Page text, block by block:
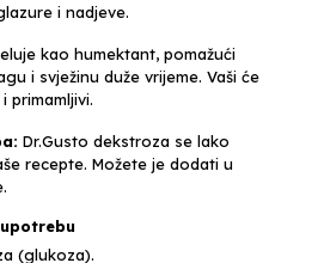
i nadjeve.
kao humektant, pomažući
i svježinu duže vrijeme. Vaši će
primamljivi.
Dr.Gusto dekstroza se lako
recepte. Možete je dodati u
(glukoza).